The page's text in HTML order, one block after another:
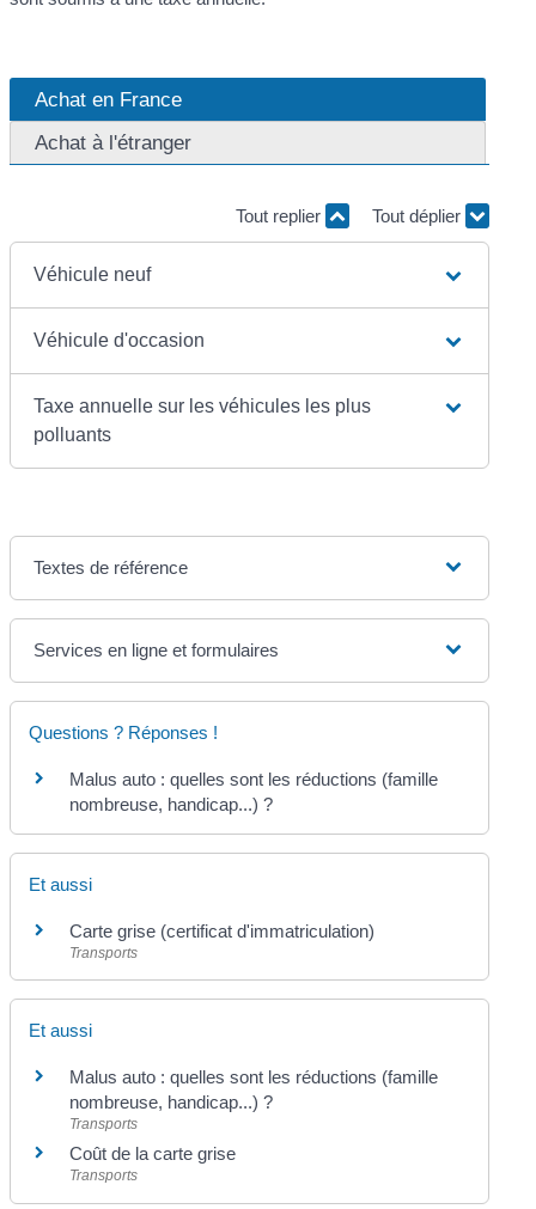
Achat en France
Achat à l'étranger
Tout replier Tout déplier
Véhicule neuf
Véhicule d'occasion
Taxe annuelle sur les véhicules les plus
polluants
Textes de référence
Services en ligne et formulaires
Questions ? Réponses !
Malus auto : quelles sont les réductions (famille
nombreuse, handicap...) ?
Et aussi
Carte grise (certificat d'immatriculation)
Transports
Et aussi
Malus auto : quelles sont les réductions (famille
nombreuse, handicap...) ?
Transports
Coût de la carte grise
Transports